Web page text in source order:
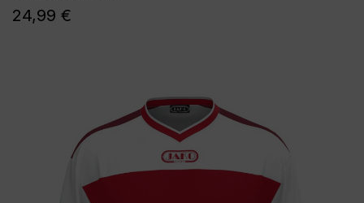
24,99 €